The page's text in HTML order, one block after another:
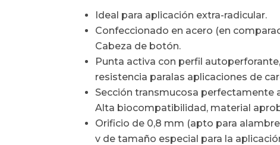
Ideal para aplicación extra-radicular.
Confeccionado en acero (en
Cabeza de botón.
Punta activa con perfil
resistencia paralas aplicaciones de
Sección transmucosa
Alta biocompatibilidad, material
Orificio de 0,8 mm (apto para alambre
v de tamaño especial para la